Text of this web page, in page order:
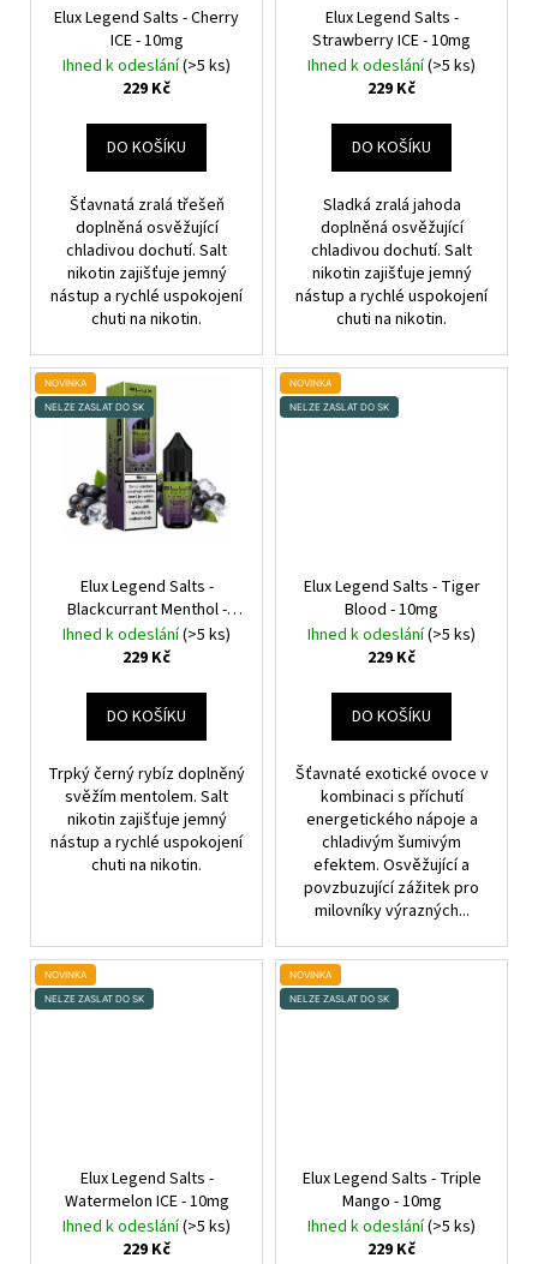
Elux Legend Salts - Cherry
ICE - 10mg
Ihned k odeslání(>5 ks)
229 Kč
DO KOŠÍKU
Šťavnatá zralá třešeň
doplněná osvěžující
chladivou dochutí. Salt
nikotin zajišťuje jemný
nástup a rychlé uspokojení
chuti na nikotin.
Elux Legend Salts -
Strawberry ICE - 10mg
Ihned k odeslání(>5 ks)
229 Kč
DO KOŠÍKU
Sladká zralá jahoda
doplněná osvěžující
chladivou dochutí. Salt
nikotin zajišťuje jemný
nástup a rychlé uspokojení
chuti na nikotin.
NOVINKA
NELZE ZASLAT DO SK
Elux Legend Salts -
Blackcurrant Menthol -
10mg
Ihned k odeslání(>5 ks)
229 Kč
DO KOŠÍKU
Trpký černý rybíz doplněný
svěžím mentolem. Salt
nikotin zajišťuje jemný
nástup a rychlé uspokojení
chuti na nikotin.
NOVINKA
NELZE ZASLAT DO SK
Elux Legend Salts - Tiger
Blood - 10mg
Ihned k odeslání(>5 ks)
229 Kč
DO KOŠÍKU
Šťavnaté exotické ovoce v
kombinaci s příchutí
energetického nápoje a
chladivým šumivým
efektem. Osvěžující a
povzbuzující zážitek pro
milovníky výrazných...
NOVINKA
NELZE ZASLAT DO SK
Elux Legend Salts -
Watermelon ICE - 10mg
Ihned k odeslání(>5 ks)
229 Kč
NOVINKA
NELZE ZASLAT DO SK
Elux Legend Salts - Triple
Mango - 10mg
Ihned k odeslání(>5 ks)
229 Kč